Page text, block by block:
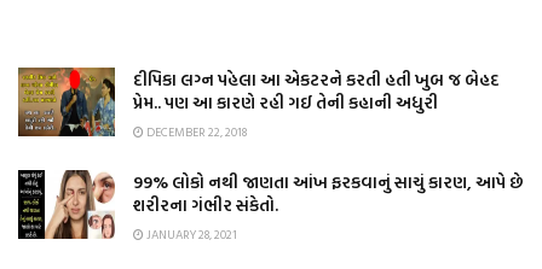
દીપિકા લગ્ન પહેલા આ એકટરને કરતી હતી ખુબ જ બેહદ
પ્રેમ.. પણ આ કારણે રહી ગઈ તેની કહાની અધુરી
DECEMBER 22, 2018
99% લોકો નથી જાણતા આંખ ફરકવાનું સાચું કારણ, આપે છે
શરીરના ગંભીર સંકેતો.
JANUARY 28, 2021